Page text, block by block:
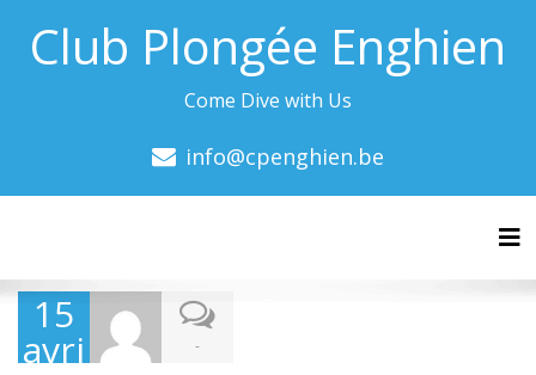
Club Plongée Enghien
Come Dive with Us
info@cpenghien.be
15
avri -